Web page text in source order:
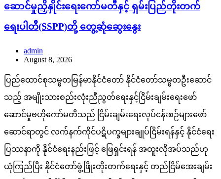
ဆောင်မှုညှိနှိုင်းရေးကော်မတီနှင့် ရှမ်းပြည်တိုးတက်
ရေးပါတီ(SSPP)တို့ တွေ့ဆုံဆွေးနွေး
admin
August 8, 2026
ပြည်ထောင်စုသမ္မတမြန်မာနိုင်ငံတော် နိုင်ငံတော်သမ္မတဦးဆောင်
သည့် အမျိုးသားစည်းလုံးညီညွတ်ရေးနှင့်ငြိမ်းချမ်းရေးဖော်
ဆောင်မှုဗဟိုကော်မတီသည် ငြိမ်းချမ်းရေးလုပ်ငန်းစဉ်များဖော်
ဆောင်ရာတွင် လက်နက်ကိုင်ပဋိပက္ခများချုပ်ငြိမ်းရန်နှင့် နိုင်ငံရေး
ပြဿနာကို နိုင်ငံရေးနည်းဖြင့် ဖြေရှင်းရန် အထူးလိုအပ်သည်ဟု
ယုံကြည်ပြီး နိုင်ငံတော်ဖွံ့ဖြိုးတိုးတက်ရေးနှင့် တည်ငြိမ်အေးချမ်း